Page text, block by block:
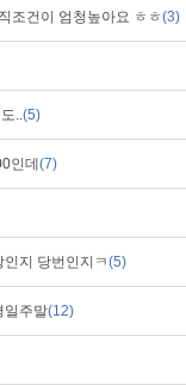
조건이 엄청높아요 ㅎㅎ(3)
..(5)
인데 (7)
지 당번인지ㅋ(5)
일주말(12)